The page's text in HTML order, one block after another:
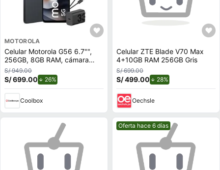
MOTOROLA
Celular Motorola G56 6.7"",
256GB, 8GB RAM, cámara
trasera 50MP y frontal 32MP,
azul marino
S/ 949.00
S/ 699.00 26%
Coolbox
Celular ZTE Blade V70 Max
4+10GB RAM 256GB Gris
S/ 699.00
S/ 499.00 28%
Oechsle
Mejor precio.
Oferta hace 6 días